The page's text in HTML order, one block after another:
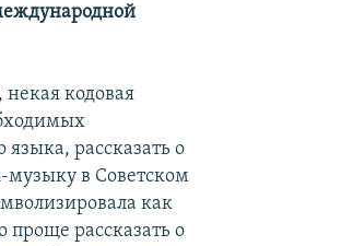
кодовая
языка, рассказать о
музыку в Советском
как
проще рассказать о